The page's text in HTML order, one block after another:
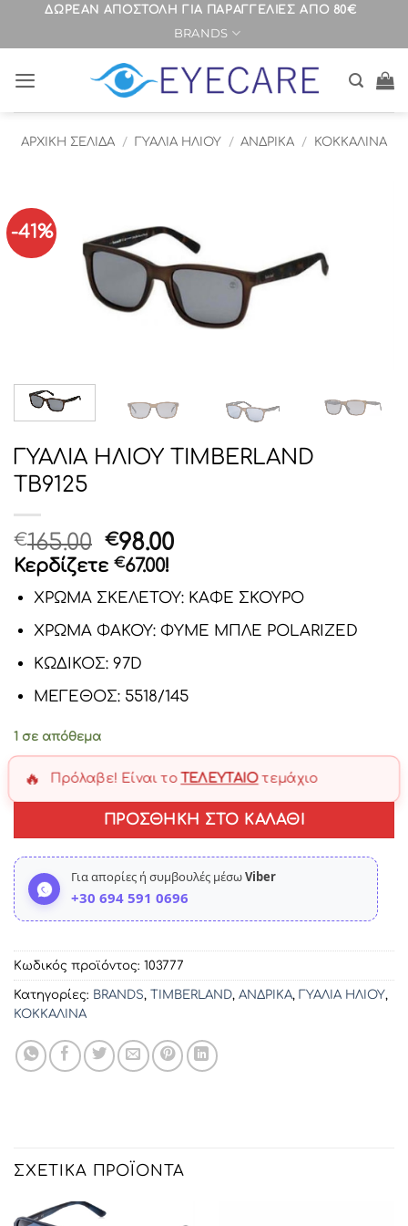
ΜετάβασηΔΩΡΕΑΝ ΑΠΟΣΤΟΛΗ ΓΙΑ ΠΑΡΑΓΓΕΛΙΕΣ ΑΠΟ 80€
BRANDS
ΑΡΧΙΚΉ ΣΕΛΊΔΑ / ΓΥΑΛΙΑ ΗΛΙΟΥ / ΑΝΔΡΙΚΑ / ΚΟΚΚΑΛΙΝΑ
-41%
ΓΥΑΛΙΑ ΗΛΙΟΥ TIMBERLAND
TB9125
€165.00 Original
price
was:
€165.00.
€98.00Η
τιμή
είναι:
€98.00.
Κερδίζετε €67.00!
ΧΡΩΜΑ ΣΚΕΛΕΤΟΥ: ΚΑΦΕ ΣΚΟΥΡΟ
ΧΡΩΜΑ ΦΑΚΟΥ: ΦΥΜΕ ΜΠΛΕ POLARIZED
ΚΩΔΙΚΟΣ: 97D
ΜΕΓΕΘΟΣ: 5518/145
1 σε απόθεμα
🔥 Πρόλαβε! Είναι το ΤΕΛΕΥΤΑΊΟτεμάχιο
ΠΡΟΣΘΉΚΗ ΣΤΟ ΚΑΛΆΘΙ
Για απορίες ή συμβουλές μέσωViber
+30 694 591 0696
Κωδικός προϊόντος: 103777
Κατηγορίες: BRANDS, TIMBERLAND, ΑΝΔΡΙΚΑ, ΓΥΑΛΙΑ ΗΛΙΟΥ,
ΚΟΚΚΑΛΙΝΑ
ΣΧΕΤΙΚΆ ΠΡΟΪΌΝΤΑ